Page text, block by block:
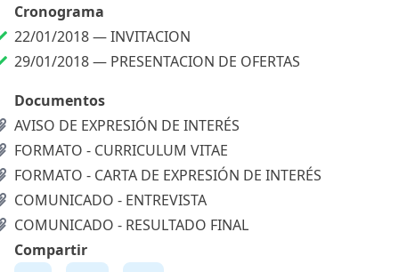
Cronograma
22/01/2018 —INVITACION
29/01/2018 — PRESENTACION DE OFERTAS
Documentos
AVISO DE EXPRESIÓN DE INTERÉS
FORMATO - CURRICULUM VITAE
FORMATO - CARTA DE EXPRESIÓN DE INTERÉS
COMUNICADO - ENTREVISTA
COMUNICADO - RESULTADO FINAL
Compartir